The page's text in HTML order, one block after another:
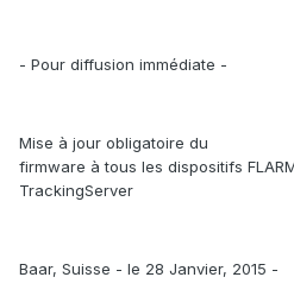
- Pour diffusion immédiate -
Mise à jour obligatoire du
firmware à tous les dispositifs
TrackingServer
Baar, Suisse - le 28 Janvier, 2015 -